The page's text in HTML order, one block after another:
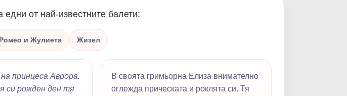
от най-известните балети:
Ромео и Жулиета Жизел
принцеса Аврора.
си рожден ден тя
В своята гримьорна Елиза внимателно
оглежда прическата и роклята си. Тя